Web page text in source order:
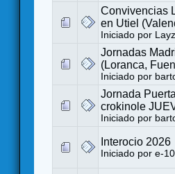
Convivencias
en Utiel
Iniciado por
Jornadas
(Loranca,
Iniciado por
Jornada
crokinole
Iniciado por
Interocio 2026
Iniciado por e-